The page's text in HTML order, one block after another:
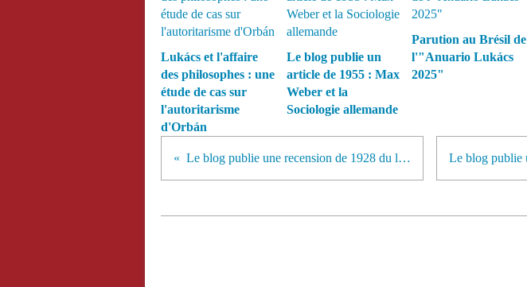
Lukács et l'affaire
des philosophes : une
étude de cas sur
l'autoritarisme
d'Orbán
Le blog publie un
article de 1955 : Max
Weber et la
Sociologie allemande
Parution au Brésil de
l'"Anuario Lukács
2025"
Le blog publie une recension de 1928 du livre de Carl Schmitt "Romantisme politique"